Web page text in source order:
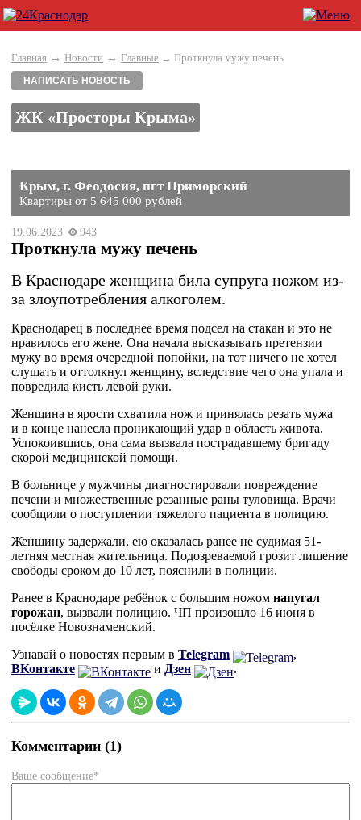
Главная → Новости → Главные → Проткнула мужу печень
НАПИСАТЬ НОВОСТЬ
ЖК «Просторы Крыма»
Крым, г. Феодосия, пгт Приморский
Квартиры от 5 645 000 рублей
19.06.2023 943
Проткнула мужу печень
В Краснодаре женщина била супруга ножом из-
за злоупотребления алкоголем.
Краснодарец в последнее время подсел на стакан и это не
нравилось его жене. Она начала высказывать претензии
мужу во время очередной попойки, на тот ничего не хотел
слушать и оттолкнул женщину, вследствие чего она упала и
повредила кисть левой руки.
Женщина в ярости схватила нож и принялась резать мужа
и в конце нанесла проникающий удар в область живота.
Успокоившись, она сама вызвала пострадавшему бригаду
скорой медицинской помощи.
В больнице у мужчины диагностировали повреждение
печени и множественные резанные раны туловища. Врачи
сообщили о поступлении тяжелого пациента в полицию.
Женщину задержали, ею оказалась ранее не судимая 51-
летняя местная жительница. Подозреваемой грозит лишение
свободы сроком до 10 лет, пояснили в полиции.
Ранее в Краснодаре ребёнок с большим ножом напугал
горожан, вызвали полицию. ЧП произошло 16 июня в
посёлке Новознаменский.
Узнавай о новостях первым в Telegram
,
ВКонтакте
и Дзен .
Комментарии (1)
Ваше сообщение*